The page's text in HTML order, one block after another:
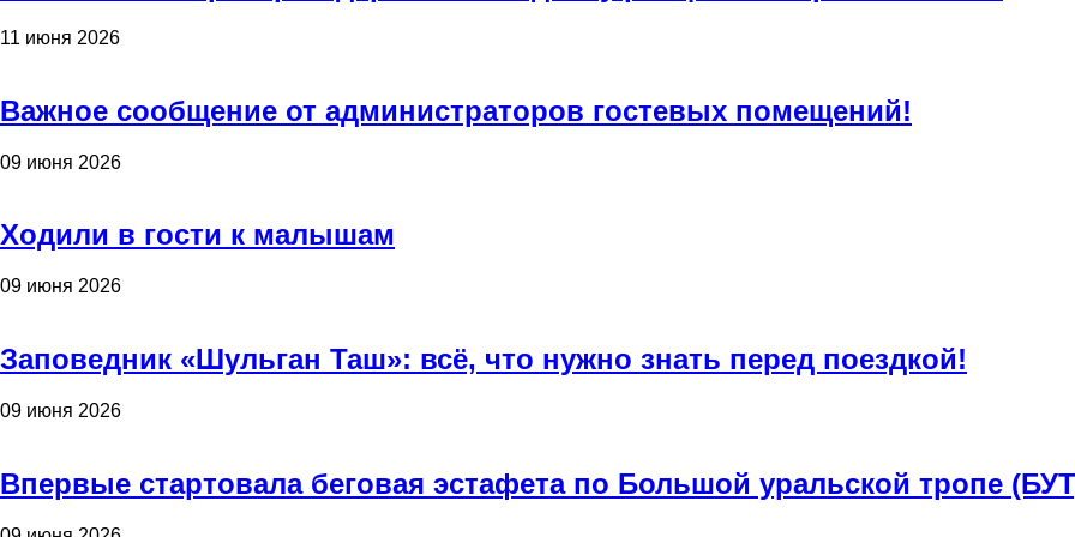
11 июня 2026
Важное сообщение от администраторов гостевых помещений!
09 июня 2026
Ходили в гости к малышам
09 июня 2026
Заповедник «Шульган Таш»: всё, что нужно знать перед поездкой!
09 июня 2026
Впервые стартовала беговая эстафета по Большой уральской тропе